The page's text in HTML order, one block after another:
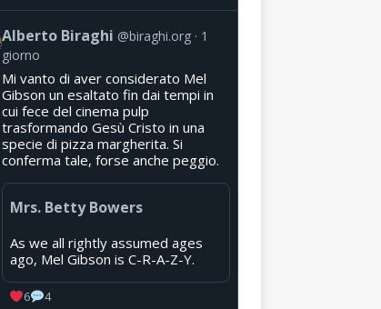
Alberto Biraghi @biraghi.org
1
giorno
Mi vanto di aver considerato Mel
Gibson un esaltato fin dai tempi in
cui fece del cinema pulp
trasformando Gesù Cristo in una
specie di pizza margherita. Si
conferma tale, forse anche peggio.
Mrs. Betty Bowers
As we all rightly assumed ages
ago, Mel Gibson is C-R-A-Z-Y.
6 4